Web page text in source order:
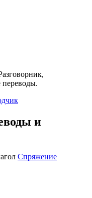
переводы.
и
Спряжение